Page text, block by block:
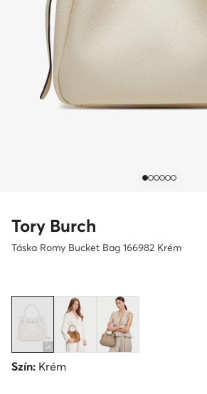
Tory Burch
Táska Romy Bucket Bag 166982 Krém
Szín: Krém